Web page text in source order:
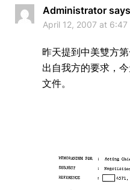
Administrator
April 12, 2007 at 6:47
昨天提到中美雙方
出自我方的要求，
文件。